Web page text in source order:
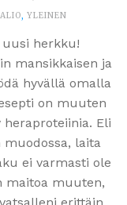
, YLEINEN
uusi herkku!
mansikkaisen ja
hyvällä omalla
on muuten
Eli
muodossa, laita
ei varmasti ole
maitoa muuten,